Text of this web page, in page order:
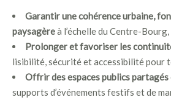
Garantir une cohérence urbaine,
paysagèreà l’échelle du Centre-Bourg,
Prolonger et favoriser les
lisibilité, sécurité et accessibilité pour
Offrir des espaces publics
supports d’événements festifs et de